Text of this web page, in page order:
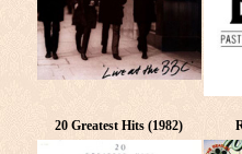
20 Greatest Hits (1982)